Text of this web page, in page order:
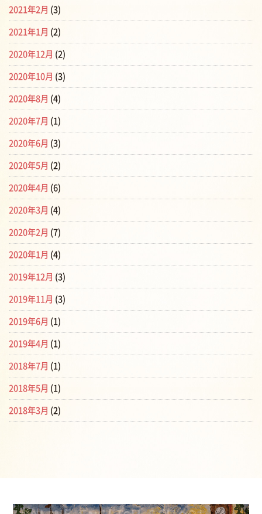
2021年2月 (3)
2021年1月 (2)
2020年12月 (2)
2020年10月 (3)
2020年8月 (4)
2020年7月 (1)
2020年6月 (3)
2020年5月 (2)
2020年4月 (6)
2020年3月 (4)
2020年2月 (7)
2020年1月 (4)
2019年12月 (3)
2019年11月 (3)
2019年6月 (1)
2019年4月 (1)
2018年7月 (1)
2018年5月 (1)
2018年3月 (2)